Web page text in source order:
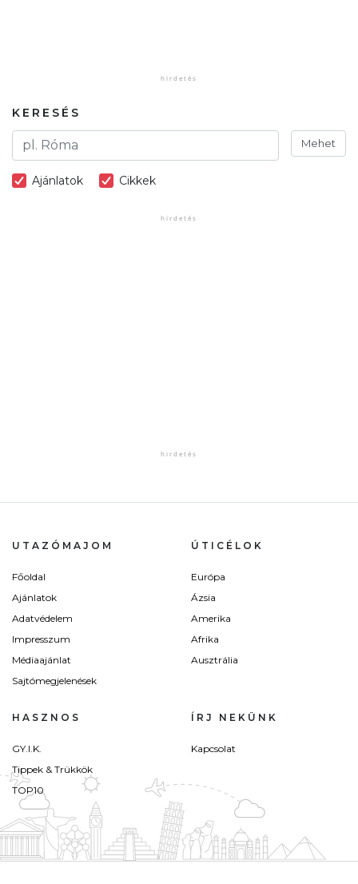
KERESÉS
Mehet
Ajánlatok Cikkek
UTAZÓMAJOM
Főoldal
Ajánlatok
Adatvédelem
Impresszum
Médiaajánlat
Sajtómegjelenések
ÚTICÉLOK
Európa
Ázsia
Amerika
Afrika
Ausztrália
HASZNOS
GY.I.K.
Tippek & Trükkök
TOP10
ÍRJ NEKÜNK
Kapcsolat